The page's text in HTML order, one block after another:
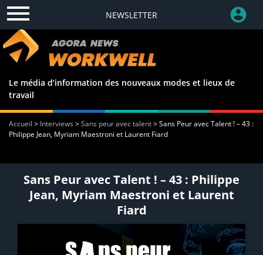
NEWSLETTER
Le média d’information des nouveaux modes et lieux de
travail
Accueil > Interviews>Sans peur avec talent>Sans Peur avec Talent ! – 43 :
Philippe Jean, Myriam Maestroni et Laurent Fiard
Sans Peur avec Talent ! – 43 : Philippe
Jean, Myriam Maestroni et Laurent
Fiard